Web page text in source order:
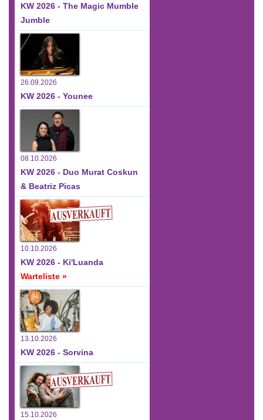
KW 2026 - The Magic Mumble
Jumble
26.09.2026
KW 2026 - Younee
08.10.2026
KW 2026 - Duo Murat Coskun
& Beatriz Picas
10.10.2026
KW 2026 - Ki'Luanda
Warteliste »
13.10.2026
KW 2026 - Sorvina
15.10.2026